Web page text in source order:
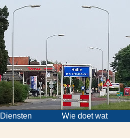
Diensten Wie doet wat